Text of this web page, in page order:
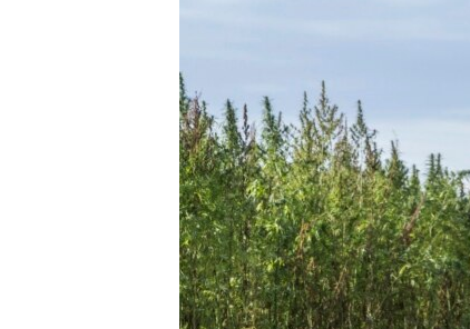
A MÚLT TANULSÁGAI